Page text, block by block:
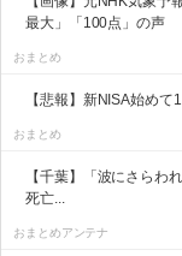
最大」「100点」の声
おまとめ
【悲報】新NISA始め
おまとめ
【千葉】「波にさらわ
死亡...
おまとめアンテナ